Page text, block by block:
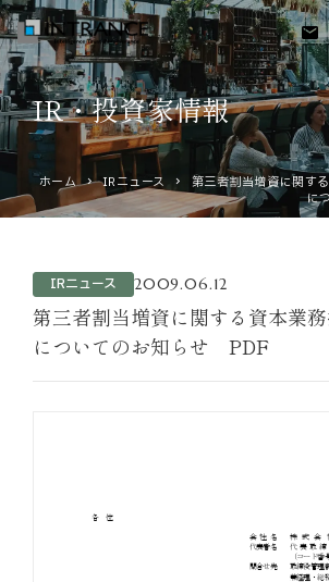
mail
トップ
企業情報
運営ホテル
IR・投資家情報
お知らせ
IR・投資家情報
ホーム IRニュース
第三者割当増資に関す
に
IRニュース 2009.06.12
第三者割当増資に関する資本業
についてのお知らせ PDF